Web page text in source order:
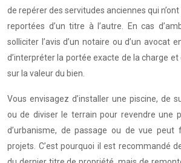
de repérer des servitudes anciennes qui
reportées d’un titre à l’autre. En cas
solliciter l’avis d’un notaire ou d’un avocat
d’interpréter la portée exacte de la charge et
sur la valeur du bien.
Vous envisagez d’installer une piscine, de
ou de diviser le terrain pour revendre une
d’urbanisme, de passage ou de vue peut
projets. C’est pourquoi il est recommandé